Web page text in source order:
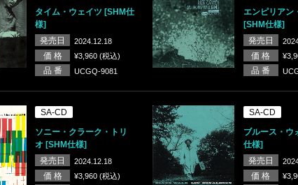
タイム・ウェイツ [SHM仕
様]
発売日
2024.12.18
価 格 ¥3,960 (税込)
品 番 UCGQ-9081
エンピリアン
[SHM仕様]
発売日
価 格
品 番
SA-CD
ソニー・クラーク・トリ
オ [SHM仕様]
発売日
2024.12.18
価 格 ¥3,960 (税込)
SA-CD
ブルース・ウ
仕様]
発売日
価 格